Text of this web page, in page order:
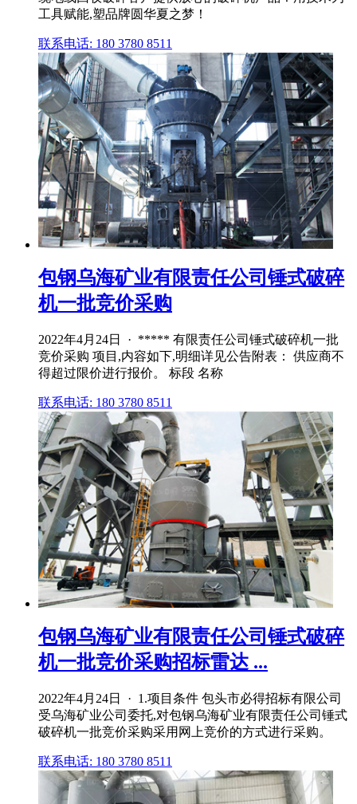
工具赋能,塑品牌圆华夏之梦！
联系电话: 180 3780 8511
包钢乌海矿业有限责任公司锤式破碎
机一批竞价采购
2022年4月24日 · ***** 有限责任公司锤式破碎机一批
竞价采购 项目,内容如下,明细详见公告附表： 供应商不
得超过限价进行报价。 标段 名称
联系电话: 180 3780 8511
包钢乌海矿业有限责任公司锤式破碎
机一批竞价采购招标雷达 ...
2022年4月24日 · 1.项目条件 包头市必得招标有限公司
受乌海矿业公司委托,对包钢乌海矿业有限责任公司锤式
破碎机一批竞价采购采用网上竞价的方式进行采购。
联系电话: 180 3780 8511